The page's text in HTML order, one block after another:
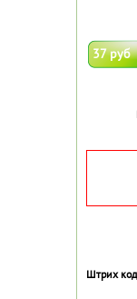
37 руб
Штрих